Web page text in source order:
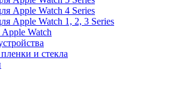
Apple Watch 4 Series
Apple Watch 1, 2, 3 Series
Watch
и стекла